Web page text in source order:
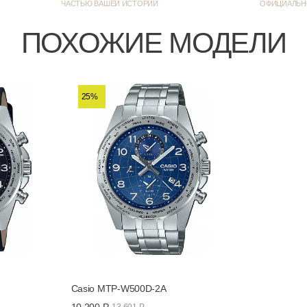
Будильник / Батарейка на
ЧАСТЬЮ ВАШЕЙ ИСТОРИИ
ПОХОЖИЕ МОДЕЛИ
25%
Casio MTP-W500D-2A